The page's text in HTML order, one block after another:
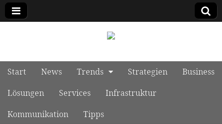
Main menu
Skip to content
Start News Trends Strategien
Business
Lösungen
Services
Infrastruktur
Kommunikation
Tipps